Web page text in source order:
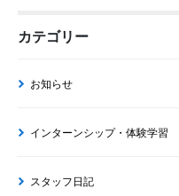
カテゴリー
お知らせ
インターンシップ・体験学習
スタッフ日記